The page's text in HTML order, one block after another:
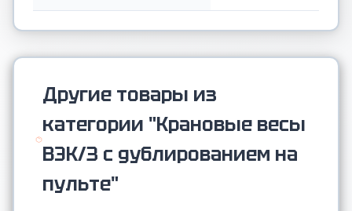
Другие товары из
категории "Крановые весы
ВЭК/3 с дублированием на
пульте"